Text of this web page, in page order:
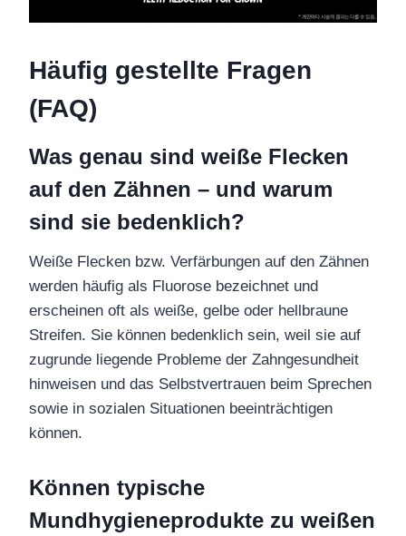
Häufig gestellte Fragen
(FAQ)
Was genau sind weiße Flecken
auf den Zähnen – und warum
sind sie bedenklich?
Weiße Flecken bzw. Verfärbungen auf den Zähnen
werden häufig als Fluorose bezeichnet und
erscheinen oft als weiße, gelbe oder hellbraune
Streifen. Sie können bedenklich sein, weil sie auf
zugrunde liegende Probleme der Zahngesundheit
hinweisen und das Selbstvertrauen beim Sprechen
sowie in sozialen Situationen beeinträchtigen
können.
Können typische
Mundhygieneprodukte zu weißen